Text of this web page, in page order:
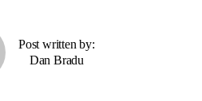
Post written by:
Dan Bradu